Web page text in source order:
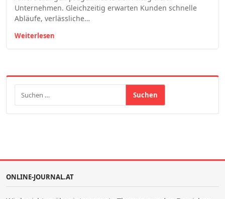
Unternehmen. Gleichzeitig erwarten Kunden schnelle
Abläufe, verlässliche…
Weiterlesen
Suchen nach:
ONLINE-JOURNAL.AT